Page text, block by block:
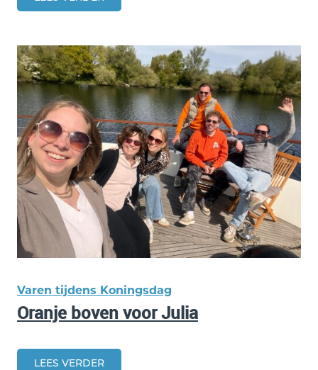
Varen tijdens Koningsdag
Oranje boven voor Julia
LEES VERDER